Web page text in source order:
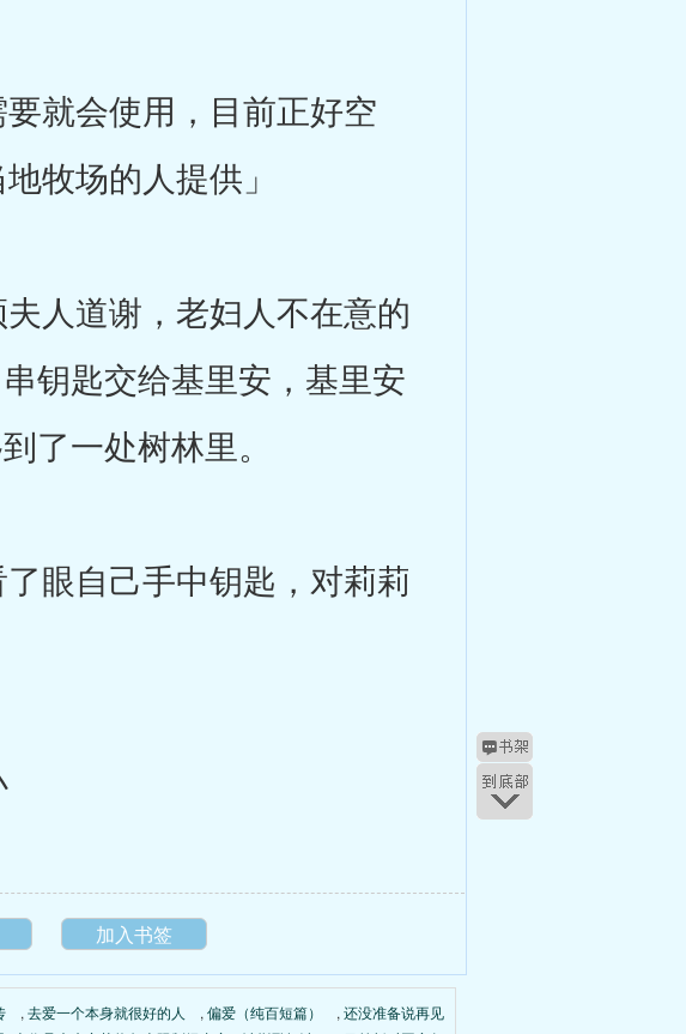
就会使用，目前正好空
牧场的人提供」
人道谢，老妇人不在意的
钥匙交给基里安，基里安
了一处树林里。
眼自己手中钥匙，对莉莉
加入书签
, 去爱一个本身就很好的人 , 偏爱（纯百短篇） , 还没准备说再见